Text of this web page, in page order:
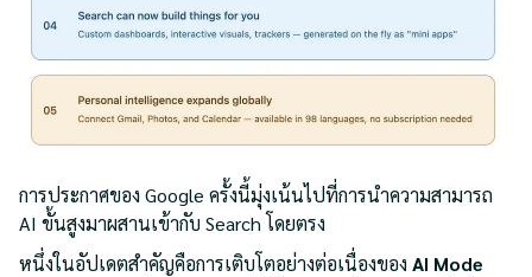
การประกาศของ Google ครั้งนี้มุ่งเน้นไปที่การนำความสามารถ
AI ขั้นสูงมาผสานเข้ากับ Search โดยตรง
หนึ่งในอัปเดตสำคัญคือการเติบโตอย่างต่อเนื่องของ AI Mode